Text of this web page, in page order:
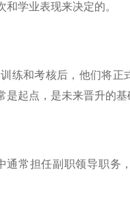
学业表现来决定的。
练和考核后，他们将正
起点，是未来晋升的基
常担任副职领导职务